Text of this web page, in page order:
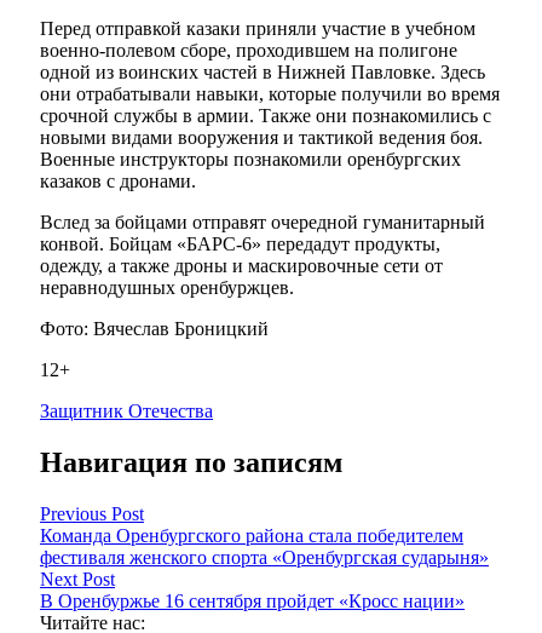
Перед отправкой казаки приняли участие в учебном
военно-полевом сборе, проходившем на полигоне
одной из воинских частей в Нижней Павловке. Здесь
они отрабатывали навыки, которые получили во время
срочной службы в армии. Также они познакомились с
новыми видами вооружения и тактикой ведения боя.
Военные инструкторы познакомили оренбургских
казаков с дронами.
Вслед за бойцами отправят очередной гуманитарный
конвой. Бойцам «БАРС-6» передадут продукты,
одежду, а также дроны и маскировочные сети от
неравнодушных оренбуржцев.
Фото: Вячеслав Броницкий
12+
Защитник Отечества
Навигация по записям
Previous Post
Команда Оренбургского района стала победителем
фестиваля женского спорта «Оренбургская сударыня»
Next Post
В Оренбуржье 16 сентября пройдет «Кросс нации»
Читайте нас: